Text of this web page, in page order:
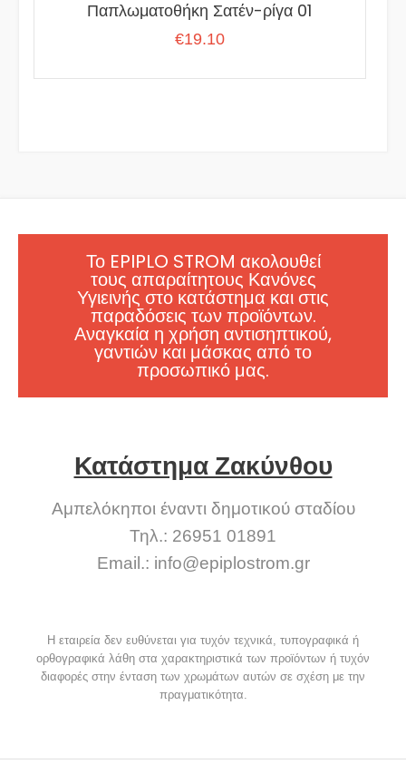
Παπλωματοθήκη Σατέν-ρίγα 01
€19.10
Το EPIPLO STROM ακολουθεί
τους απαραίτητους Κανόνες
Υγιεινής στο κατάστημα και στις
παραδόσεις των προϊόντων.
Αναγκαία η χρήση αντισηπτικού,
γαντιών και μάσκας από το
προσωπικό μας.
Κατάστημα Ζακύνθου
Αμπελόκηποι έναντι δημοτικού σταδίου
Τηλ.: 26951 01891
Email.: info@epiplostrom.gr
Η εταιρεία δεν ευθύνεται για τυχόν τεχνικά, τυπογραφικά ή
ορθογραφικά λάθη στα χαρακτηριστικά των προϊόντων ή τυχόν
διαφορές στην ένταση των χρωμάτων αυτών σε σχέση με την
πραγματικότητα.